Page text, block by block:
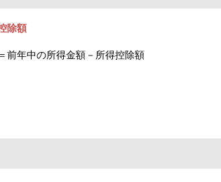
除額
＝前年中の所得金額－所得控除額